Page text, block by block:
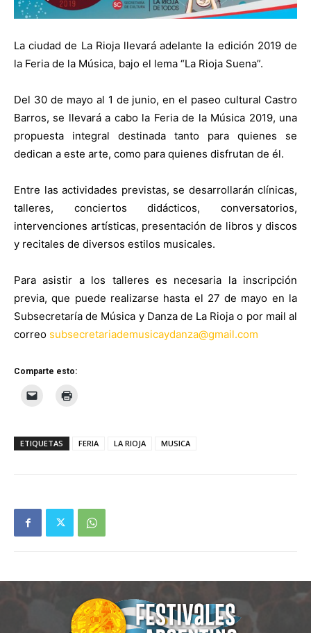
La ciudad de La Rioja llevará adelante la edición 2019 de
la Feria de la Música, bajo el lema “La Rioja Suena”.
Del 30 de mayo al 1 de junio, en el paseo cultural Castro
Barros, se llevará a cabo la Feria de la Música 2019, una
propuesta integral destinada tanto para quienes se
dedican a este arte, como para quienes disfrutan de él.
Entre las actividades previstas, se desarrollarán clínicas,
talleres, conciertos didácticos, conversatorios,
intervenciones artísticas, presentación de libros y discos
y recitales de diversos estilos musicales.
Para asistir a los talleres es necesaria la inscripción
previa, que puede realizarse hasta el 27 de mayo en la
Subsecretaría de Música y Danza de La Rioja o por mail al
correo subsecretariademusicaydanza@gmail.com
Comparte esto:
ETIQUETAS FERIA LA RIOJA MUSICA